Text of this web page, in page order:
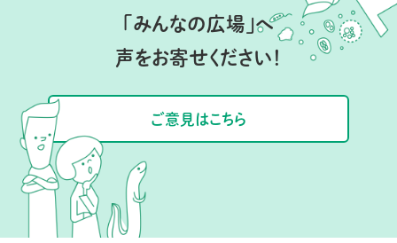
「みんなの広場」へ
声をお寄せください！
ご意見はこちら